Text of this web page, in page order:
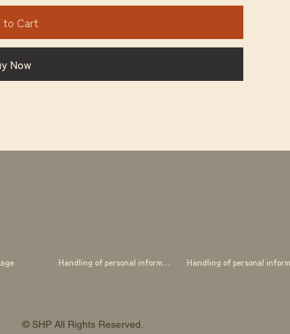
to Cart
Now
Handling of personal information
© SHP All Rights Reserved.